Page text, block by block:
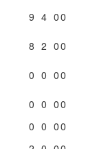
9 4 00
8 2 00
0 0 00
0 0 00
0 0 00